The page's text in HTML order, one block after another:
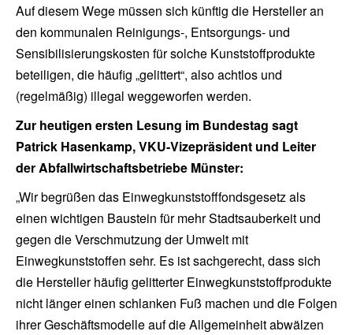
Auf diesem Wege müssen sich künftig die Hersteller an
den kommunalen Reinigungs-, Entsorgungs- und
Sensibilisierungskosten für solche Kunststoffprodukte
beteiligen, die häufig „gelittert“, also achtlos und
(regelmäßig) illegal weggeworfen werden.
Zur heutigen ersten Lesung im Bundestag sagt
Patrick Hasenkamp, VKU-Vizepräsident und Leiter
der Abfallwirtschaftsbetriebe Münster:
„Wir begrüßen das Einwegkunststofffondsgesetz als
einen wichtigen Baustein für mehr Stadtsauberkeit und
gegen die Verschmutzung der Umwelt mit
Einwegkunststoffen sehr. Es ist sachgerecht, dass sich
die Hersteller häufig gelitterter Einwegkunststoffprodukte
nicht länger einen schlanken Fuß machen und die Folgen
ihrer Geschäftsmodelle auf die Allgemeinheit abwälzen